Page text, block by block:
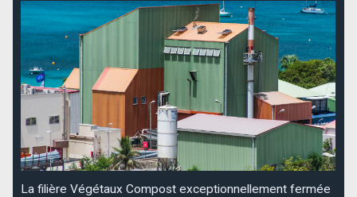
La filière Végétaux Compost exceptionnellement fermée